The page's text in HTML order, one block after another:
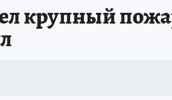
крупный